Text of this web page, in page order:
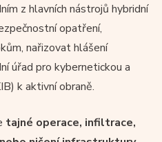
z hlavních nástrojů hybridní
opatření,
nařizovat hlášení
úřad pro kybernetickou a
k aktivní obraně.
tajné operace, infiltrace,